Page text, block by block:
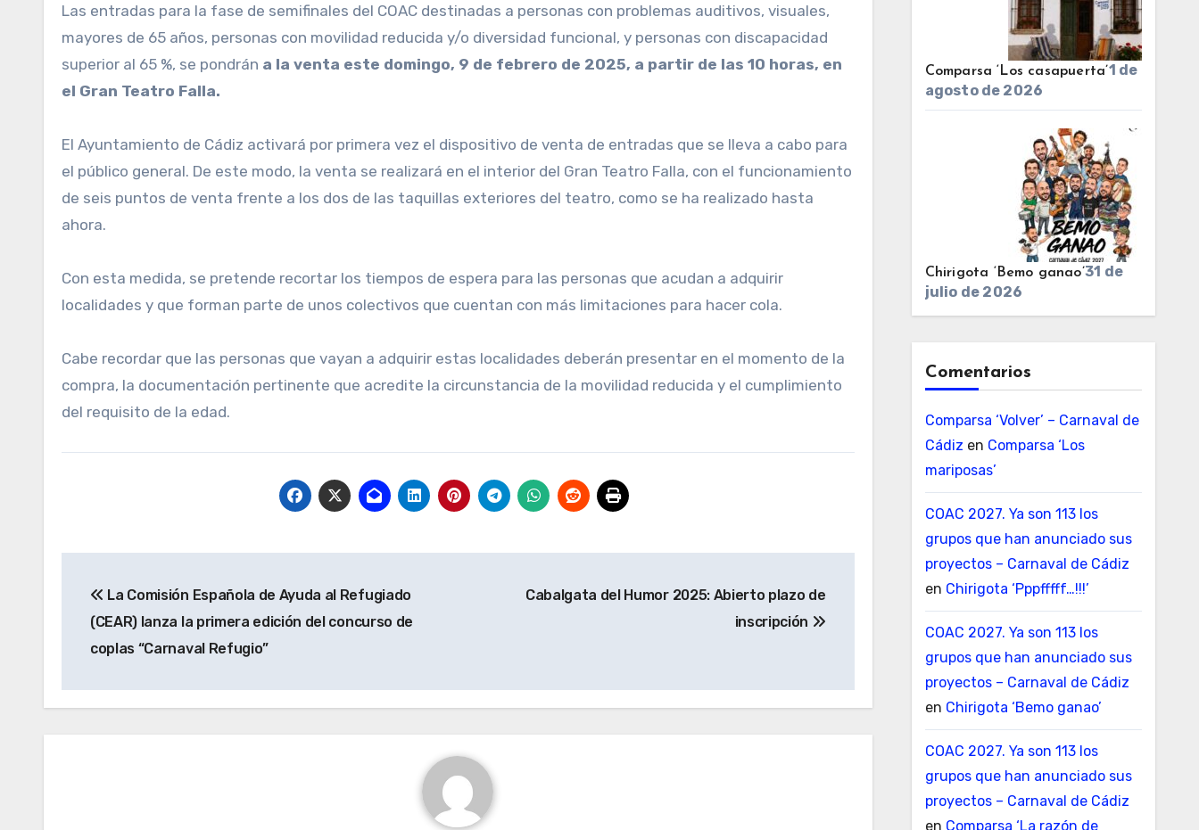
Las entradas para la fase de semifinales del COAC destinadas a personas con problemas auditivos, visuales,
mayores de 65 años, personas con movilidad reducida y/o diversidad funcional, y personas con discapacidad
superior al 65 %, se pondrán a la venta este domingo, 9 de febrero de 2025, a partir de las 10 horas, en
el Gran Teatro Falla.
El Ayuntamiento de Cádiz activará por primera vez el dispositivo de venta de entradas que se lleva a cabo para
el público general. De este modo, la venta se realizará en el interior del Gran Teatro Falla, con el funcionamiento
de seis puntos de venta frente a los dos de las taquillas exteriores del teatro, como se ha realizado hasta
ahora.
Con esta medida, se pretende recortar los tiempos de espera para las personas que acudan a adquirir
localidades y que forman parte de unos colectivos que cuentan con más limitaciones para hacer cola.
Cabe recordar que las personas que vayan a adquirir estas localidades deberán presentar en el momento de la
compra, la documentación pertinente que acredite la circunstancia de la movilidad reducida y el cumplimiento
del requisito de la edad.
de
entradas
La Comisión Española de Ayuda al Refugiado
(CEAR) lanza la primera edición del concurso de
coplas “Carnaval Refugio”
Cabalgata del Humor 2025: Abierto plazo de
inscripción
Comparsa ‘Los casapuerta’1 de
agosto de 2026
Chirigota ‘Bemo ganao’31 de
julio de 2026
Comentarios
Comparsa ‘Volver’ – Carnaval de
Cádiz en Comparsa ‘Los
mariposas’
COAC 2027. Ya son 113 los
grupos que han anunciado sus
proyectos – Carnaval de Cádiz
en Chirigota ‘Pppfffff…!!!’
COAC 2027. Ya son 113 los
grupos que han anunciado sus
proyectos – Carnaval de Cádiz
en Chirigota ‘Bemo ganao’
COAC 2027. Ya son 113 los
grupos que han anunciado sus
proyectos – Carnaval de Cádiz
en Comparsa ‘La razón de